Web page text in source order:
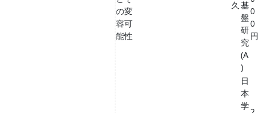
の変
容可
能性
久 基
盤
研
究
(A
)
0
0
円
日
本
学